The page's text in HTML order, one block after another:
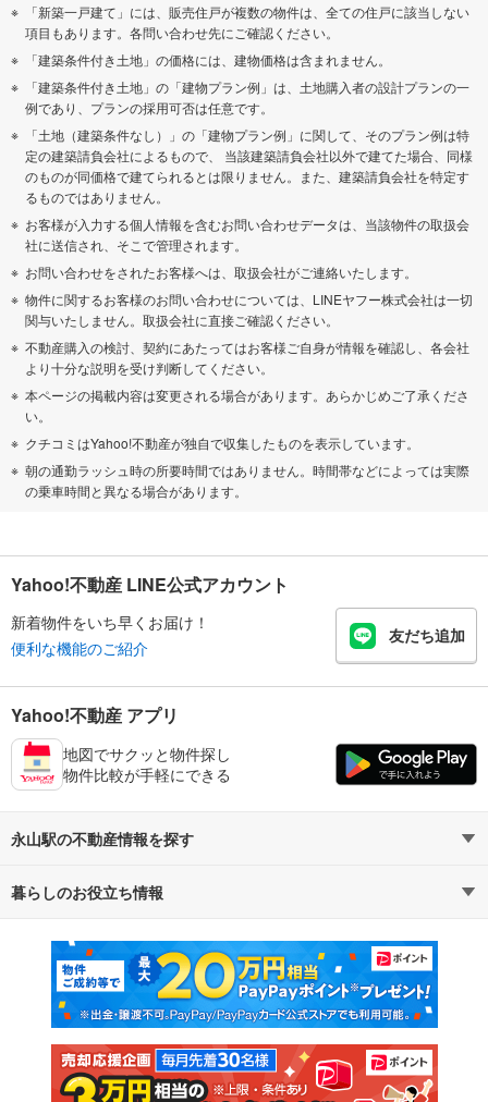
「新築一戸建て」には、販売住戸が複数の物件は、全ての住戸に該当しない
項目もあります。各問い合わせ先にご確認ください。
「建築条件付き土地」の価格には、建物価格は含まれません。
「建築条件付き土地」の「建物プラン例」は、土地購入者の設計プランの一
例であり、プランの採用可否は任意です。
「土地（建築条件なし）」の「建物プラン例」に関して、そのプラン例は特
定の建築請負会社によるもので、 当該建築請負会社以外で建てた場合、同様
のものが同価格で建てられるとは限りません。また、建築請負会社を特定す
るものではありません。
お客様が入力する個人情報を含むお問い合わせデータは、当該物件の取扱会
社に送信され、そこで管理されます。
お問い合わせをされたお客様へは、取扱会社がご連絡いたします。
物件に関するお客様のお問い合わせについては、LINEヤフー株式会社は一切
関与いたしません。取扱会社に直接ご確認ください。
不動産購入の検討、契約にあたってはお客様ご自身が情報を確認し、各会社
より十分な説明を受け判断してください。
本ページの掲載内容は変更される場合があります。あらかじめご了承くださ
い。
クチコミはYahoo!不動産が独自で収集したものを表示しています。
朝の通勤ラッシュ時の所要時間ではありません。時間帯などによっては実際
の乗車時間と異なる場合があります。
Yahoo!不動産 LINE公式アカウント
新着物件をいち早くお届け！
便利な機能のご紹介
友だち追加
Yahoo!不動産 アプリ
地図でサクッと物件探し
物件比較が手軽にできる
永山駅の不動産情報を探す
不動産・住宅
新築マンション 中古マンション
新築一戸建て 中古一戸建て
注文住宅 土地
暮らしのお役立ち情報
マンションカタログ 教えて！住まいの先生